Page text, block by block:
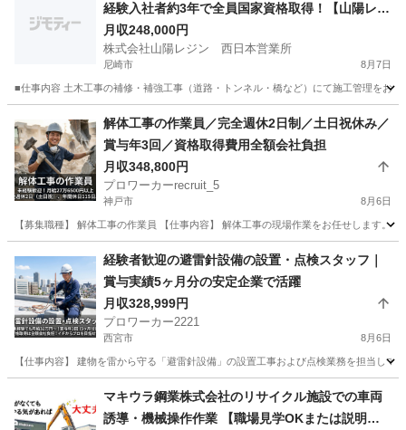
経験入社者約3年で全員国家資格取得！【山陽レジ
ン】
月収248,000円
株式会社山陽レジン 西日本営業所
尼崎市 8月7日
■仕事内容 土木工事の補修・補強工事（道路・トンネル・橋など）にて施工管理をお
施工管理 未経験
解体工事の作業員／完全週休2日制／土日祝休み／
賞与年3回／資格取得費用全額会社負担
月収348,800円
プロワーカーrecruit_5
神戸市 8月6日
【募集職種】 解体工事の作業員 【仕事内容】 解体工事の現場作業をお任せします。
その他 未経験
経験者歓迎の避雷針設備の設置・点検スタッフ｜
賞与実績5ヶ月分の安定企業で活躍
月収328,999円
プロワーカー2221
西宮市 8月6日
【仕事内容】 建物を雷から守る「避雷針設備」の設置工事および点検業務を担当し
その他 未経験
マキウラ鋼業株式会社のリサイクル施設での車両
誘導・機械操作作業 【職場見学OKまたは説明会